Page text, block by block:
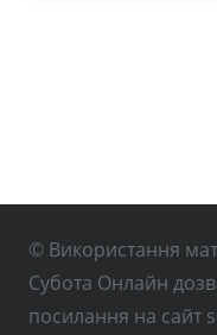
© Використання
Субота Онлайн
посилання на сайт